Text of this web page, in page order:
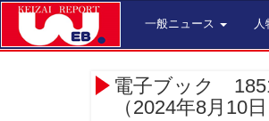
一般ニュース 人
電子ブック
（2024年8月10日